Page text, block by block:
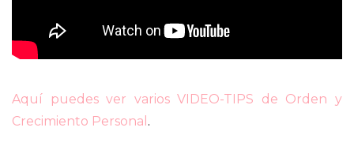
Aquí puedes ver varios VIDEO-TIPS de Orden y
Crecimiento Personal .